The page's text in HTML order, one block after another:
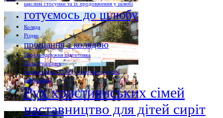
щасливі стосунки та їх продовження у шлюбі
готуємось до шлюбу
Коляда
Різдво
прощання з колядою
Передподружня підготовка
Папа Франциск
голова комісії УГКЦ у саправах родини
інформація
Рух християнських сімей
наставництво для дітей сиріт